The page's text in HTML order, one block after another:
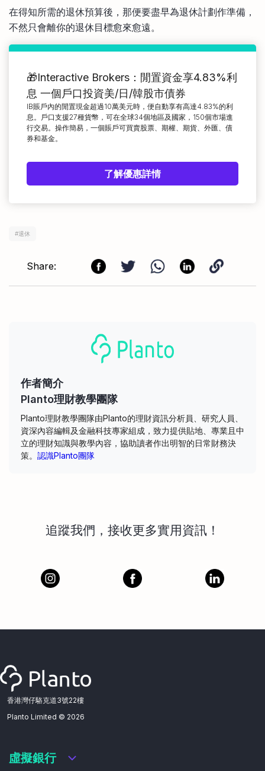
在得知所需的退休預算後，那便要盡早為退休計劃作準備，
不然只會離你的退休目標愈來愈遠。
🎁Interactive Brokers：閒置資金享4.83%利
息 一個戶口投資美/日/韓股市債券
IB賬戶內的閒置現金超過10萬美元時，便自動享有高達4.83%的利
息。戶口支援27種貨幣，可在全球34個地區及國家，150個市場進
行交易。操作簡易，一個賬戶可買賣股票、期權、期貨、外匯、債
券和基金。
了解優惠詳情
#退休
Share:
作者簡介
Planto理財教學團隊
Planto理財教學團隊由Planto的理財資訊分析員、研究人員、
資深內容編輯及金融科技專家組成，致力提供貼地、專業且中
立的理財知識與教學內容，協助讀者作出明智的日常財務決
策。 認識Planto團隊
追蹤我們，接收更多實用資訊！
香港灣仔駱克道3號22樓
Planto Limited © 2026
虛擬銀行